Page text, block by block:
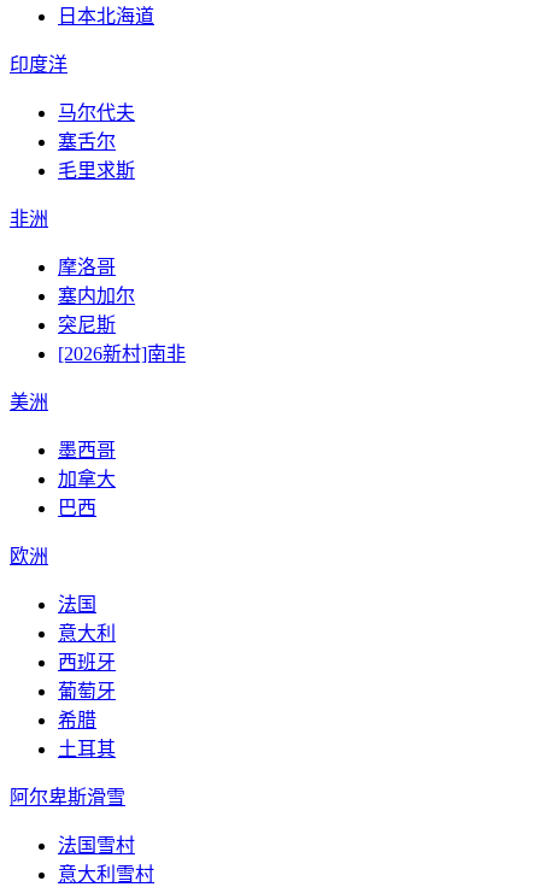
日本北海道
印度洋
马尔代夫
塞舌尔
毛里求斯
非洲
摩洛哥
塞内加尔
突尼斯
[2026新村]南非
美洲
墨西哥
加拿大
巴西
欧洲
法国
意大利
西班牙
葡萄牙
希腊
土耳其
阿尔卑斯滑雪
法国雪村
意大利雪村